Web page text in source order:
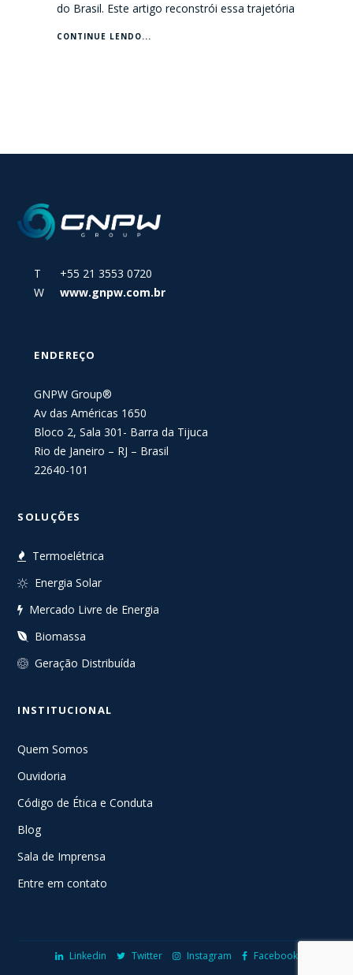
do Brasil. Este artigo reconstrói essa trajetória
CONTINUE LENDO...
T +55 21 3553 0720
W
www.gnpw.com.br
ENDEREÇO
GNPW Group®
Av das Américas 1650
Bloco 2, Sala 301- Barra da Tijuca
Rio de Janeiro – RJ – Brasil
22640-101
SOLUÇÕES
Termoelétrica
Energia Solar
Mercado Livre de Energia
Biomassa
Geração Distribuída
INSTITUCIONAL
Quem Somos
Ouvidoria
Código de Ética e Conduta
Blog
Sala de Imprensa
Entre em contato
Linkedin Twitter Instagram Facebook